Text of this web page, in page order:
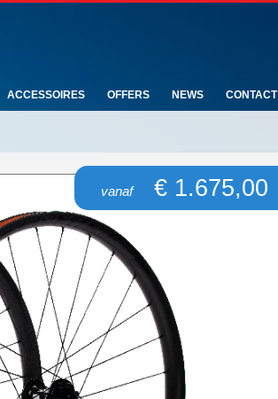
ACCESSOIRES OFFERS NEWS CONTACT
vanaf€ 1.675,00